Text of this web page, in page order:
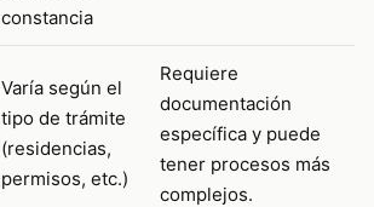
constancia
Varía según el
tipo de trámite
(residencias,
permisos, etc.)
Requiere
documentación
específica y puede
tener procesos más
complejos.